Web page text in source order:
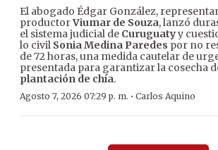
El abogado Édgar González,
productorViumar de Souza, lanzó
el sistema judicial de Curuguatyy
lo civil Sonia Medina Paredes por no
de 72 horas, una medida cautelar de
presentada para garantizar la cosecha
plantación de chía.
Agosto 7, 2026 07:29 p. m. · Carlos Aquino